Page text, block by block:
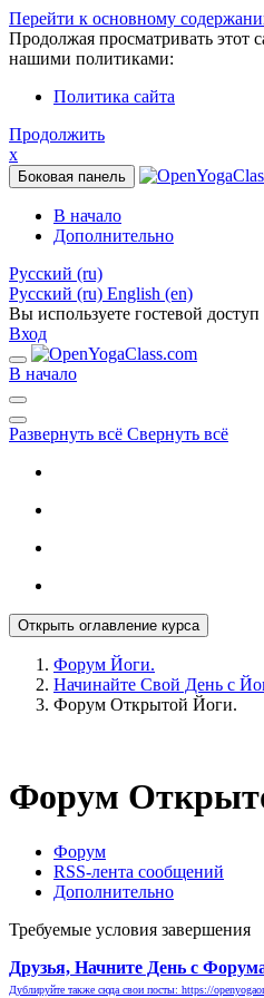
Перейти к основному
Продолжая просматривать этот
нашими политиками:
Политика сайта
Продолжить
x
Боковая панель
В начало
Дополнительно
Русский ‎(ru)‎
Русский ‎(ru)‎ English ‎(en)‎
Вы используете гостевой доступ
Вход
В начало
Развернуть всё Свернуть всё
Открыть оглавление курса
Форум Йоги.
Начинайте Свой День с
Форум Открытой Йоги.
Форум
Форум
RSS-лента сообщений
Дополнительно
Требуемые условия завершения
Друзья, Начните День с
Дублируйте также сюда свои посты: https://